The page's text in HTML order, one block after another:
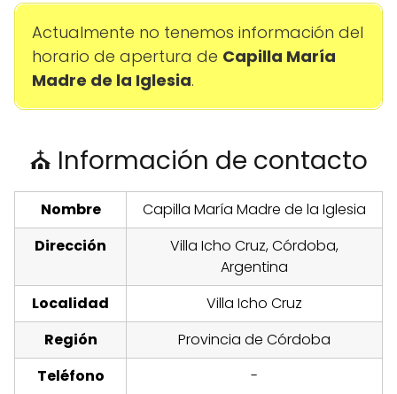
Actualmente no tenemos información del
horario de apertura de Capilla María
Madre de la Iglesia.
⛪ Información de contacto
Nombre
Capilla María Madre de la Iglesia
Dirección
Villa Icho Cruz, Córdoba,
Argentina
Localidad
Villa Icho Cruz
Región
Provincia de Córdoba
Teléfono
-